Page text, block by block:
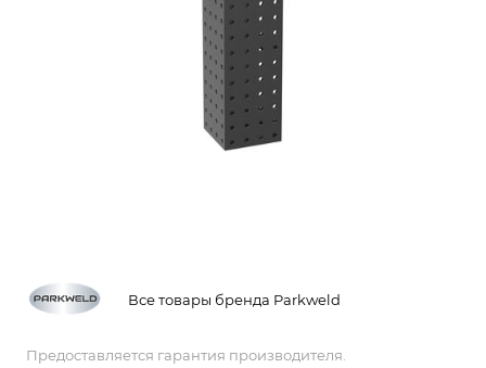
Все товары бренда Parkweld
Предоставляется гарантия производителя.